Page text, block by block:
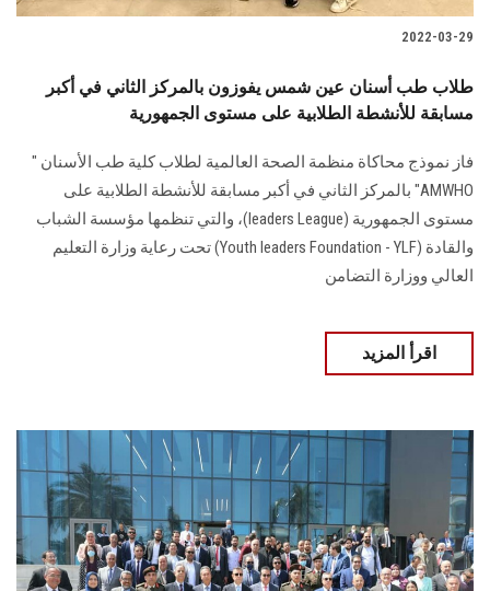
الزائـرون
سجل الان
2022-03-29
طلاب طب أسنان عين شمس يفوزون بالمركز الثاني في أكبر
مسابقة للأنشطة الطلابية على مستوى الجمهورية
فاز نموذج محاكاة منظمة الصحة العالمية لطلاب كلية طب الأسنان "
AMWHO" بالمركز الثاني في أكبر مسابقة للأنشطة الطلابية على
مستوى الجمهورية (leaders League)، والتي تنظمها مؤسسة الشباب
والقادة (Youth leaders Foundation - YLF) تحت رعاية وزارة التعليم
العالي ووزارة التضامن
اقرأ المزيد